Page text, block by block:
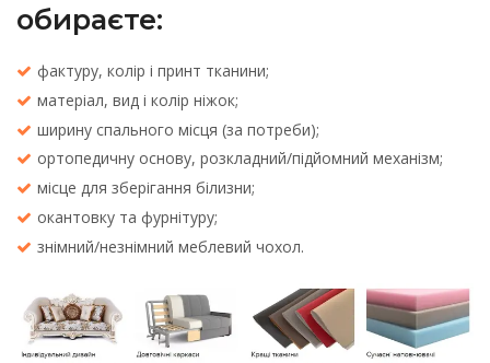
обираєте:
фактуру, колір і принт тканини;
матеріал, вид і колір ніжок;
ширину спального місця (за потреби);
ортопедичну основу, розкладний/підйомний механізм;
місце для зберігання білизни;
окантовку та фурнітуру;
знімний/незнімний меблевий чохол.